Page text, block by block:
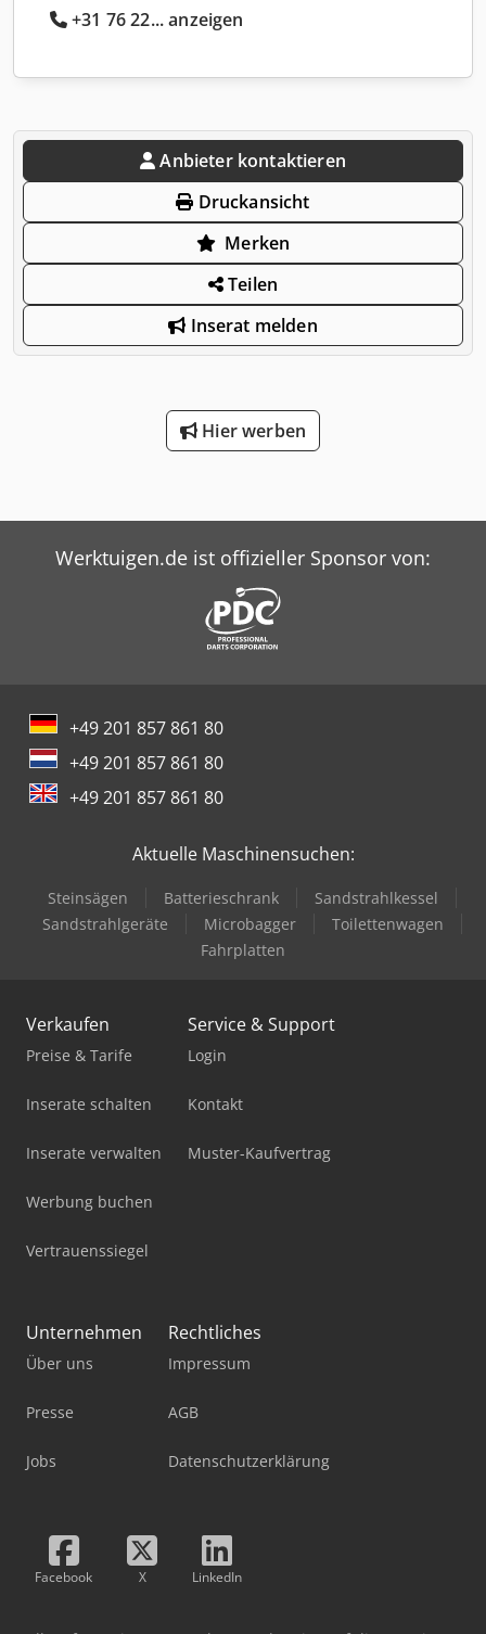
+31 76 22... anzeigen
Anbieter kontaktieren
Druckansicht
Merken
Teilen
Inserat melden
Hier werben
Werktuigen.de ist offizieller Sponsor von:
+49 201 857 861 80
+49 201 857 861 80
+49 201 857 861 80
Aktuelle Maschinensuchen:
Steinsägen Batterieschrank
Sandstrahlkessel
Sandstrahlgeräte
Microbagger
Toilettenwagen
Fahrplatten
Verkaufen
Preise & Tarife
Inserate schalten
Inserate verwalten
Werbung buchen
Vertrauenssiegel
Service & Support
Login
Kontakt
Muster-Kaufvertrag
Unternehmen
Über uns
Presse
Jobs
Rechtliches
Impressum
AGB
Datenschutzerklärung
Facebook X LinkedIn